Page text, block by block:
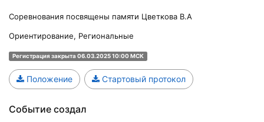
Соревнования посвящены памяти Цветкова В.А
Ориентирование, Региональные
Регистрация закрыта 06.03.2025 10:00 МСК
Положение Стартовый протокол
Событие создал